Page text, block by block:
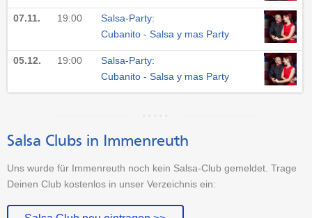
07.11. 19:00
Salsa-Party:
Cubanito - Salsa y mas Party
05.12. 19:00
Salsa-Party:
Cubanito - Salsa y mas Party
Salsa Clubs in Immenreuth
Uns wurde für Immenreuth noch kein Salsa-Club gemeldet. Trage
Deinen Club kostenlos in unser Verzeichnis ein: